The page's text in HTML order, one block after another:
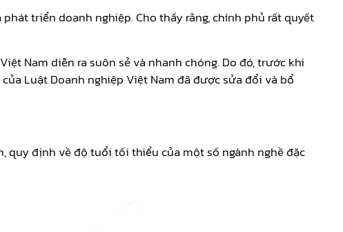
triển doanh nghiệp. Cho thấy rằng, chính phủ rất quyết
Nam diễn ra suôn sẻ và nhanh chóng. Do đó, trước khi
Luật Doanh nghiệp Việt Nam đã được sửa đổi và bổ
quy định về độ tuổi tối thiểu của một số ngành nghề đặc